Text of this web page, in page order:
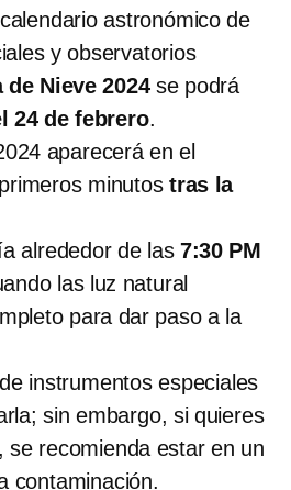
astronómico de
y observatorios
de Nieve 2024se podrá
24 de febrero.
aparecerá en el
minutos tras la
alrededor de las 7:30 PM
las luz natural
para dar paso a la
instrumentos especiales
sin embargo, si quieres
se recomienda estar en un
contaminación.